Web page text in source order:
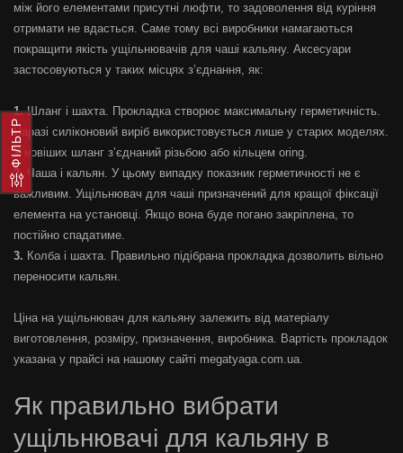
ФІЛЬТР
між його елементами присутні люфти, то задоволення від куріння
отримати не вдасться. Саме тому всі виробники намагаються
покращити якість ущільнювачів для чаші кальяну. Аксесуари
застосовуються у таких місцях з’єднання, як:
Шланг і шахта. Прокладка створює максимальну герметичність.
Наразі силіконовий виріб використовується лише у старих моделях.
У новіших шланг з’єднаний різьбою або кільцем oring.
Чаша і кальян. У цьому випадку показник герметичності не є
важливим. Ущільнювач для чаші призначений для кращої фіксації
елемента на установці. Якщо вона буде погано закріплена, то
постійно спадатиме.
Колба і шахта. Правильно підібрана прокладка дозволить вільно
переносити кальян.
Ціна на ущільнювач для кальяну залежить від матеріалу
виготовлення, розміру, призначення, виробника. Вартість прокладок
указана у прайсі на нашому сайті megatyaga.com.ua.
Як правильно вибрати
ущільнювачі для кальяну в